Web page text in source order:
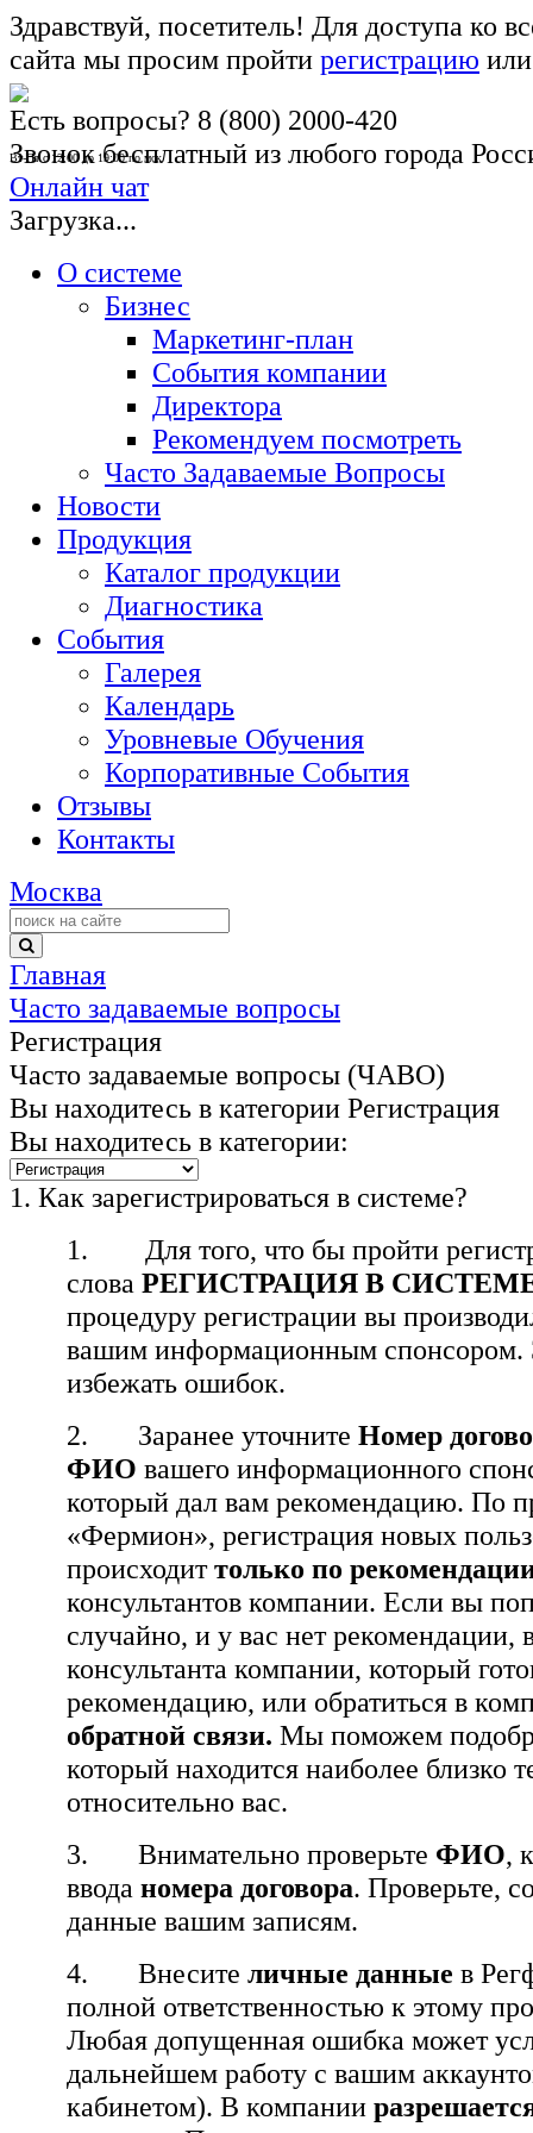
Здравствуй, посетитель! Для доступа ко
сайта мы просим пройти регистрацию
Есть вопросы? 8 (800) 2000-420
Звонок бесплатный из любого города
Вт-Пт с 12:00 до 19:00 по мск
Онлайн чат
Загрузка...
О системе
Бизнес
Маркетинг-план
События компании
Директора
Рекомендуем посмотреть
Часто Задаваемые Вопросы
Новости
Продукция
Каталог продукции
Диагностика
События
Галерея
Календарь
Уровневые Обучения
Корпоративные События
Отзывы
Контакты
Москва
Главная
Часто задаваемые вопросы
Регистрация
Часто задаваемые вопросы (ЧАВО)
Вы находитесь в категории Регистрация
Вы находитесь в категории:
1. Как зарегистрироваться в системе?
1. Для того, что бы пройти
слова РЕГИСТРАЦИЯ В
процедуру регистрации вы
вашим информационным спонсором.
избежать ошибок.
2. Заранее уточните Номер
ФИО вашего информационного
который дал вам рекомендацию. По
«Фермион», регистрация новых
происходиттолько по
консультантов компании. Если вы
случайно, и у вас нет рекомендации,
консультанта компании, который
рекомендацию, или обратиться в
обратной связи. Мы поможем
который находится наиболее близко
относительно вас.
3. Внимательно проверьте ФИО,
ввода номера договора. Проверьте,
данные вашим записям.
4. Внесите личные данные в
полной ответственностью к этому
Любая допущенная ошибка может
дальнейшем работу с вашим
кабинетом). В компании